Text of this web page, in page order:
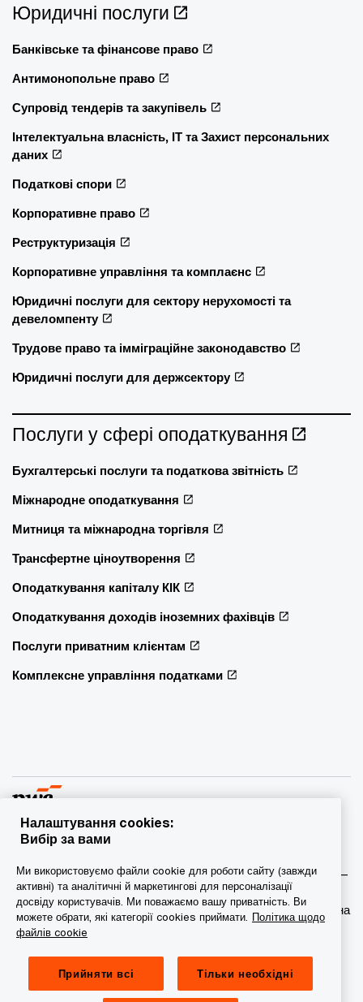
Юридичні послуги
Банківське та фінансове право
Антимонопольне право
Супровід тендерів та закупівель
Інтелектуальна власність, ІТ та Захист персональних
даних
Податкові спори
Корпоративне право
Реструктуризація
Корпоративне управління та комплаєнс
Юридичні послуги для сектору нерухомості та
девеломпенту
Трудове право та імміграційне законодавство
Юридичні послуги для держсектору
Послуги у сфері оподаткування
Бухгалтерські послуги та податкова звітність
Міжнародне оподаткування
Митниця та міжнародна торгівля
Трансфертне ціноутворення
Оподаткування капіталу КІК
Оподаткування доходів іноземних фахівців
Послуги приватним клієнтам
Комплексне управління податками
учасник/фірми-учасниці мережі PwC, а в деяких випадках –
міжнародна мережа PwC. Кожна фірма мережі є
самостійною юридичною особою. Докладніша інформація на
веб-сторінці www.pwc.com/structure.
Конфіденційність
Сookie-файли
Налаштування cookies:
Вибір за вами
Ми використовуємо файли cookie для роботи сайту (завжди
активні) та аналітичні й маркетингові для персоналізації
досвіду користувачів. Ми поважаємо вашу приватність. Ви
можете обрати, які категорії cookies приймати. Політика щодо
файлів cookie
Прийняти всі Тільки необхідні